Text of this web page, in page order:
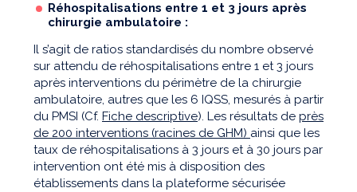
Réhospitalisations entre 1 et 3 jours après
chirurgie ambulatoire :
Il s’agit de ratios standardisés du nombre observé
sur attendu de réhospitalisations entre 1 et 3 jours
après interventions du périmètre de la chirurgie
ambulatoire, autres que les 6 IQSS, mesurés à partir
du PMSI (Cf. Fiche descriptive). Les résultats de près
de 200 interventions (racines de GHM) ainsi que les
taux de réhospitalisations à 3 jours et à 30 jours par
intervention ont été mis à disposition des
établissements dans la plateforme sécurisée